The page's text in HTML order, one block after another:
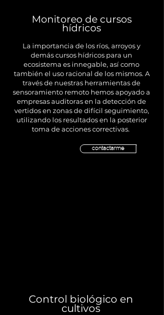
Monitoreo de cursos
hídricos
La importancia de los ríos, arroyos y
demás cursos hídricos para un
ecosistema es innegable, así como
también el uso racional de los mismos. A
través de nuestras herramientas de
sensoramiento remoto hemos apoyado a
empresas auditoras en la detección de
vertidos en zonas de difícil seguimiento,
utilizando los resultados en la posterior
toma de acciones correctivas.
contactarme
Control biológico en
cultivos